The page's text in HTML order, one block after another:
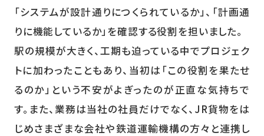
「システムが設計通りにつくられているか」、「計画通
りに機能しているか」を確認する役割を担いました。
駅の規模が大きく、工期も迫っている中でプロジェク
トに加わったこともあり、当初は「この役割を果たせ
るのか」という不安がよぎったのが正直な気持ちで
す。また、業務は当社の社員だけでなく、JR貨物をは
じめさまざまな会社や鉄道運輸機構の方々と連携し